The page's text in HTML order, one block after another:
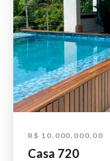
R$ 10.000.000,00
Casa 720